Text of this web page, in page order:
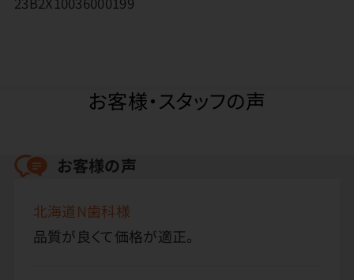
お客様・スタッフの声
お客様の声
北海道N歯科様
品質が良くて価格が適正。